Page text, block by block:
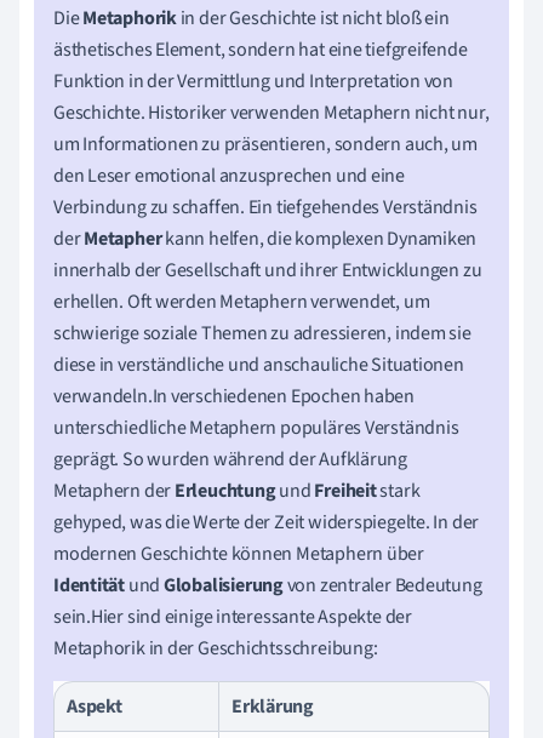
DieMetaphorikin der Geschichte ist nicht bloß ein
ästhetisches Element, sondern hat eine tiefgreifende
Funktion in der Vermittlung und Interpretation von
Geschichte. Historiker verwenden Metaphern nicht nur,
um Informationen zu präsentieren, sondern auch, um
den Leser emotional anzusprechen und eine
Verbindung zu schaffen. Ein tiefgehendes Verständnis
derMetapherkann helfen, die komplexen Dynamiken
innerhalb der Gesellschaft und ihrer Entwicklungen zu
erhellen. Oft werden Metaphern verwendet, um
schwierige soziale Themen zu adressieren, indem sie
diese in verständliche und anschauliche Situationen
verwandeln.In verschiedenen Epochen haben
unterschiedliche Metaphern populäres Verständnis
geprägt. So wurden während der Aufklärung
Metaphern derErleuchtungundFreiheitstark
gehyped, was die Werte der Zeit widerspiegelte. In der
modernen Geschichte können Metaphern über
IdentitätundGlobalisierungvon zentraler Bedeutung
sein.Hier sind einige interessante Aspekte der
Metaphorik in der Geschichtsschreibung:
Aspekt Erklärung